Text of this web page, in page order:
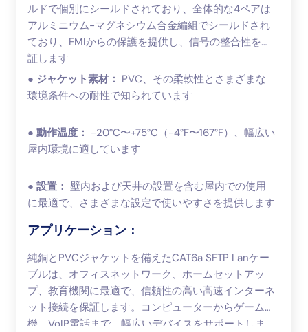
ルドで個別にシールドされており、全体的な4ペアは
アルミニウム-マグネシウム合金編組でシールドされ
ており、EMIからの保護を提供し、信号の整合性を保
証します
● ジャケット素材： PVC、その柔軟性とさまざまな
環境条件への耐性で知られています
● 動作温度： -20°C〜+75°C（-4°F〜167°F）、幅広い
屋内環境に適しています
● 設置： 壁内および天井の設置を含む屋内での使用
に最適で、さまざまな設定で使いやすさを提供します
アプリケーション：
純銅とPVCジャケットを備えたCAT6a SFTP Lanケー
ブルは、オフィスネットワーク、ホームセットアッ
プ、教育機関に最適で、信頼性の高い高速インターネ
ット接続を保証します。コンピューターからゲーム
機、VoIP電話まで、幅広いデバイスをサポートしま